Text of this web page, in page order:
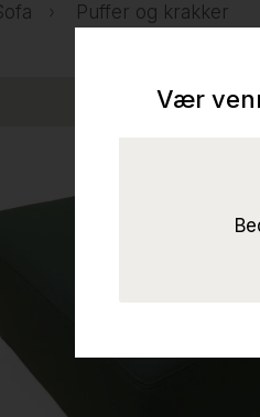
Puffer og krakker
Vær